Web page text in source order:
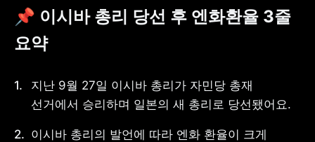
📌 이시바 총리 당선 후 엔화환율 3줄
요약
지난 9월 27일 이시바 총리가 자민당 총재
선거에서 승리하며 일본의 새 총리로 당선됐어요.
이시바 총리의 발언에 따라 엔화 환율이 크게